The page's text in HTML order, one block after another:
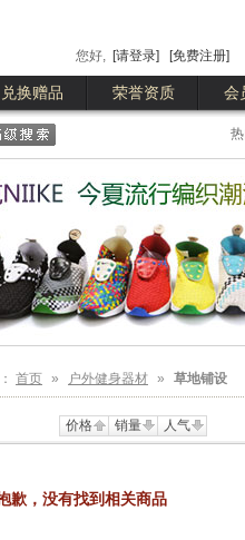
您好, [请登录] [免费注册]
兑换赠品 荣誉资质 会
首页 » 户外健身器材 » 草地铺设
价格 销量 人气
歉，没有找到相关商品